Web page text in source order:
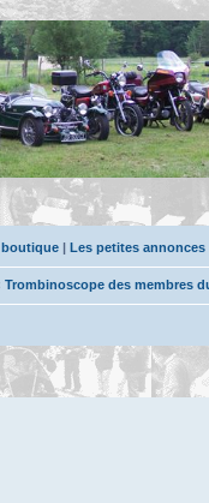
boutique | Les petites
Trombinoscope des membres